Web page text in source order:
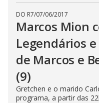
DO R7/07/06/2017
Marcos Mion
Legendários
de Marcos e
(9)
Gretchen e o marido
programa, a partir das